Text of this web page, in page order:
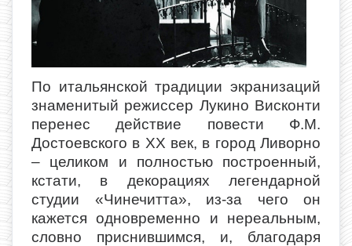
По итальянской традиции экранизаций
знаменитый режиссер Лукино Висконти
перенес действие повести Ф.М.
Достоевского в XX век, в город Ливорно
– целиком и полностью построенный,
кстати, в декорациях легендарной
студии «Чинечитта», из-за чего он
кажется одновременно и нереальным,
словно приснившимся, и, благодаря